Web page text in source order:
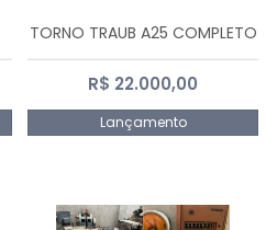
TORNO TRAUB A25 COMPLETO
R$ 22.000,00
Lançamento